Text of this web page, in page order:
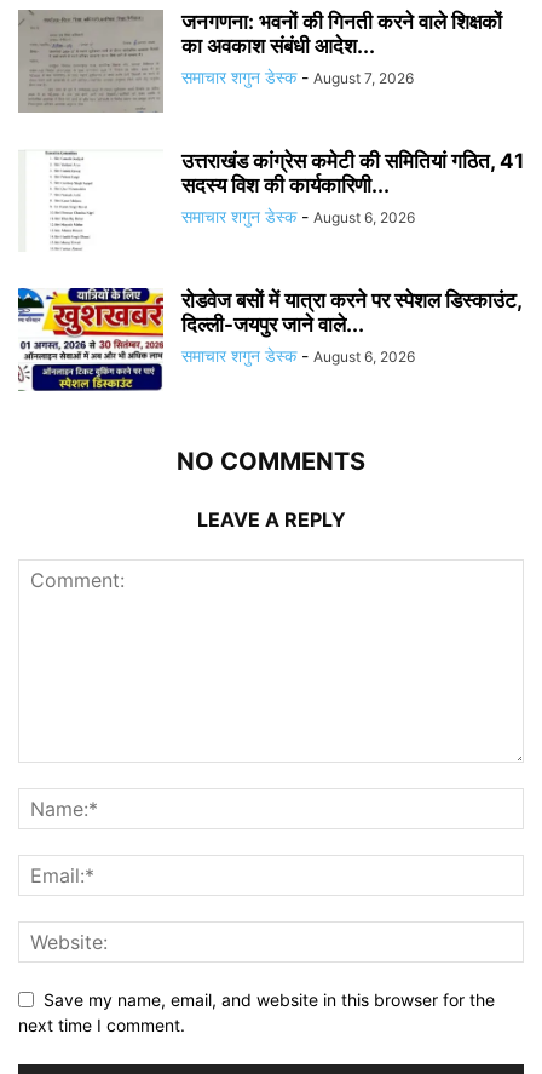
जनगणना: भवनों की गिनती करने वाले शिक्षकों
का अवकाश संबंधी आदेश...
समाचार शगुन डेस्क - August 7, 2026
उत्तराखंड कांग्रेस कमेटी की समितियां गठित, 41
सदस्य विश की कार्यकारिणी...
समाचार शगुन डेस्क - August 6, 2026
रोडवेज बसों में यात्रा करने पर स्पेशल डिस्काउंट,
दिल्ली-जयपुर जाने वाले...
समाचार शगुन डेस्क - August 6, 2026
NO COMMENTS
LEAVE A REPLY
Save my name, email, and website in this browser for the
next time I comment.